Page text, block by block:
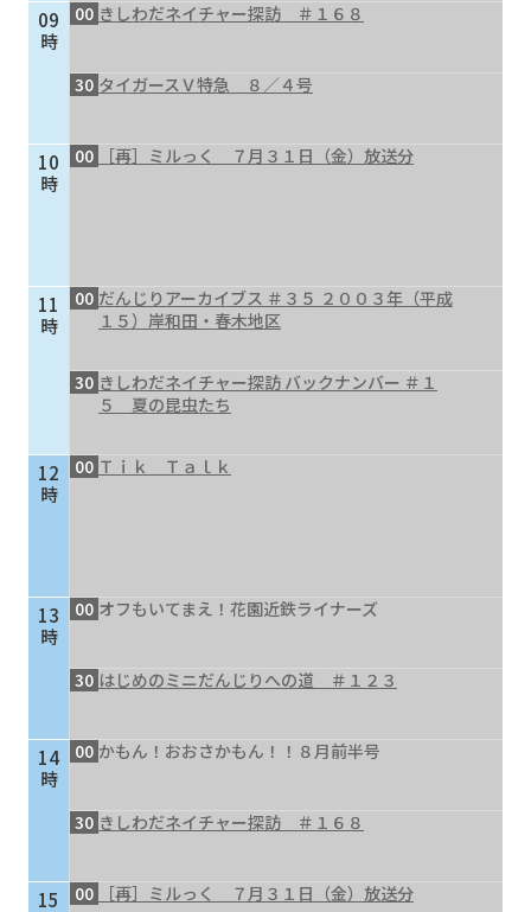
サイトマップ
09
時
10
時
11
時
12
時
13
時
14
時
15
00 きしわだネイチャー探訪 ＃１６８
30 タイガースＶ特急 ８／４号
00 ［再］ミルっく ７月３１日（金）放送分
00 だんじりアーカイブス ＃３５ ２００３年（平成
１５）岸和田・春木地区
30 きしわだネイチャー探訪 バックナンバー ＃１
５ 夏の昆虫たち
00 Ｔｉｋ Ｔａｌｋ
00 オフもいてまえ！花園近鉄ライナーズ
30 はじめのミニだんじりへの道 ＃１２３
00 かもん！おおさかもん！！８月前半号
30 きしわだネイチャー探訪 ＃１６８
00 ［再］ミルっく ７月３１日（金）放送分